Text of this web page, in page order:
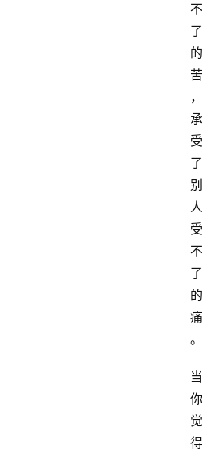
不
了
的
苦
，
承
受
了
别
人
受
不
了
的
痛
。
当
你
觉
得